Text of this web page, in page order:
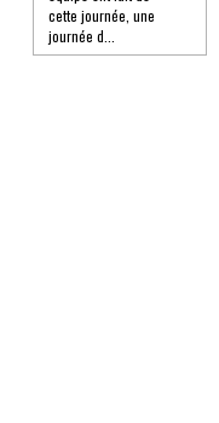
cette journée, une
journée d...